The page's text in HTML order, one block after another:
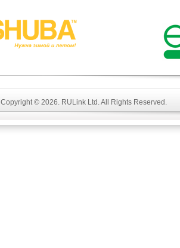
Copyright © 2026. RULink Ltd. All Rights Reserved.